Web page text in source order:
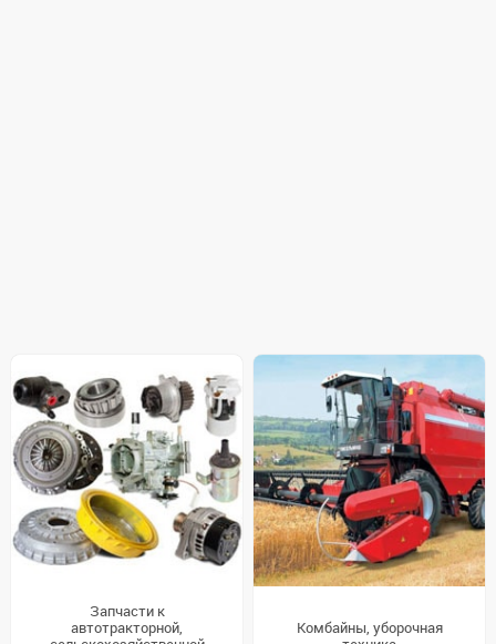
Запчасти к
автотракторной,
Комбайны, уборочная